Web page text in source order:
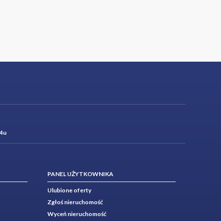
PANEL UŻYTKOWNIKA
Ulubione oferty
Zgłoś nieruchomość
Wyceń nieruchomość